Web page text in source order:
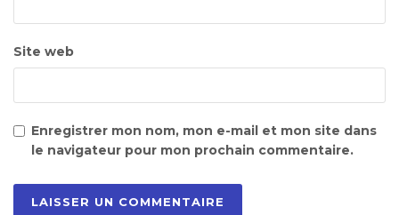
Site web
Enregistrer mon nom, mon e-mail et mon site dans
le navigateur pour mon prochain commentaire.